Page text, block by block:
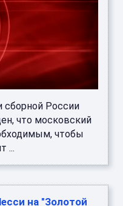
сборной России
что московский
чтобы
...
на "Золотой